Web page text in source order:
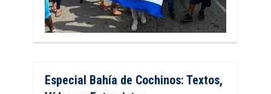
Especial Bahía de Cochinos: Textos,